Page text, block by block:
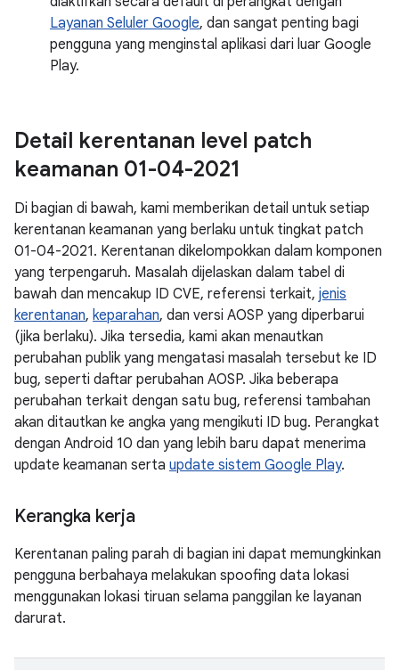
Layanan Seluler Google, dan sangat penting bagi
pengguna yang menginstal aplikasi dari luar Google
Play.
Detail kerentanan level patch
keamanan 01-04-2021
Di bagian di bawah, kami memberikan detail untuk setiap
kerentanan keamanan yang berlaku untuk tingkat patch
01-04-2021. Kerentanan dikelompokkan dalam komponen
yang terpengaruh. Masalah dijelaskan dalam tabel di
bawah dan mencakup ID CVE, referensi terkait, jenis
kerentanan, keparahan, dan versi AOSP yang diperbarui
(jika berlaku). Jika tersedia, kami akan menautkan
perubahan publik yang mengatasi masalah tersebut ke ID
bug, seperti daftar perubahan AOSP. Jika beberapa
perubahan terkait dengan satu bug, referensi tambahan
akan ditautkan ke angka yang mengikuti ID bug. Perangkat
dengan Android 10 dan yang lebih baru dapat menerima
update keamanan serta update sistem Google Play.
Kerangka kerja
Kerentanan paling parah di bagian ini dapat memungkinkan
pengguna berbahaya melakukan spoofing data lokasi
menggunakan lokasi tiruan selama panggilan ke layanan
darurat.